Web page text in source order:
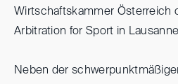
Wirtschaftskammer Österreich
Arbitration for Sport in
Neben der